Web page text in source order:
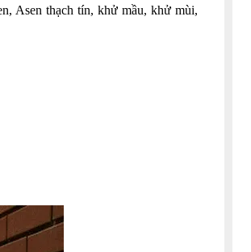
Asen thạch tín, khử mầu, khử mùi,